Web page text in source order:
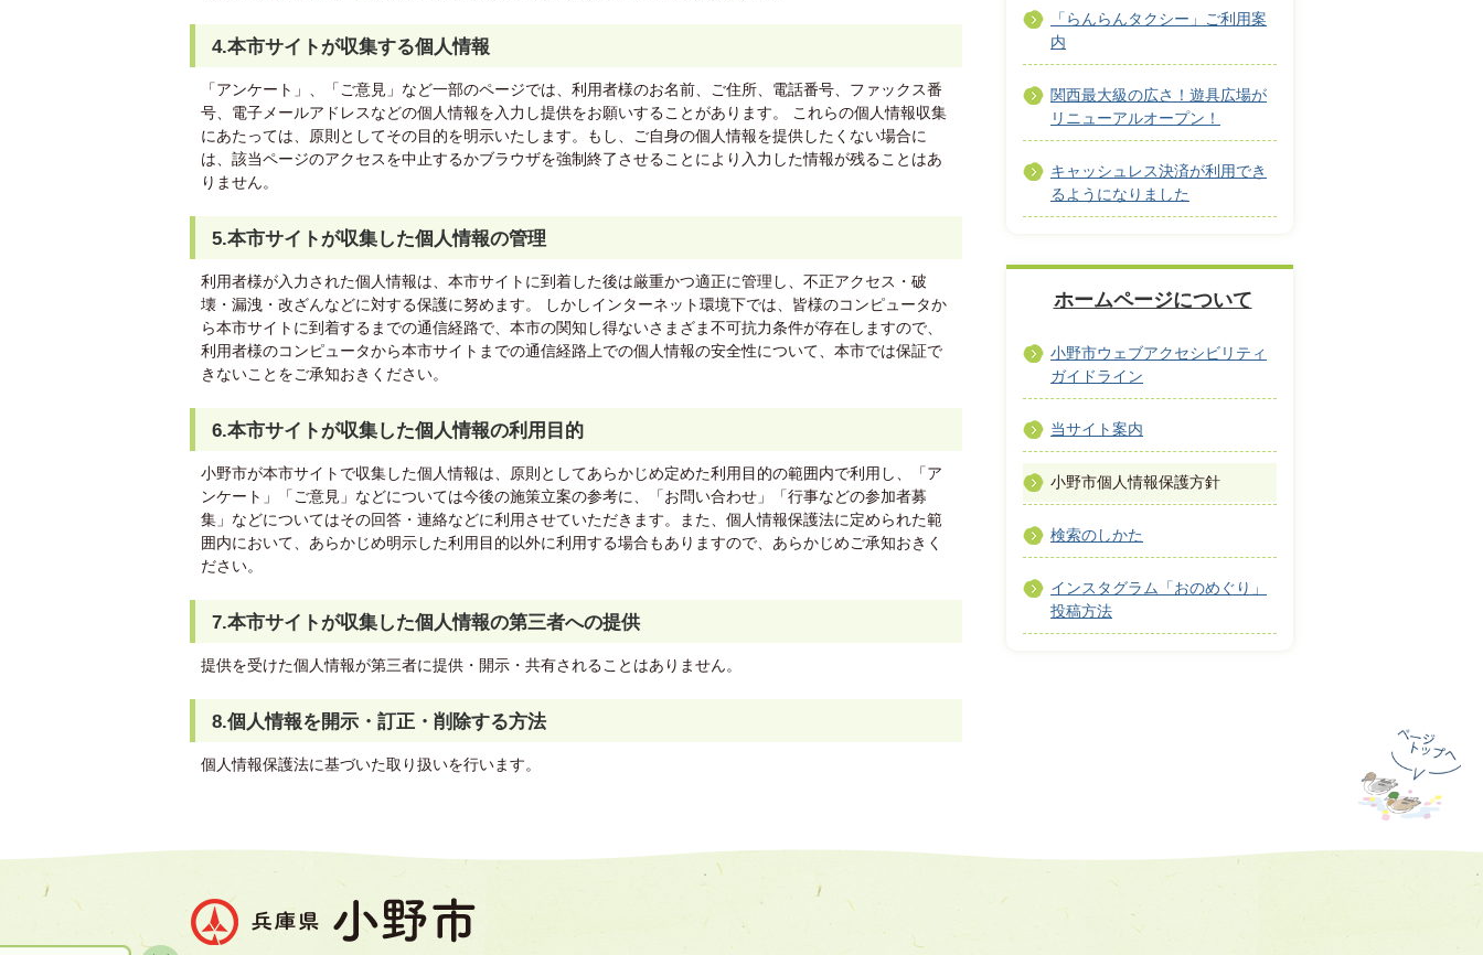
4.本市サイトが収集する個人情報
「アンケート」、「ご意見」など一部のページでは、利用者様のお名前、ご住所、電話番号、ファックス番
号、電子メールアドレスなどの個人情報を入力し提供をお願いすることがあります。 これらの個人情報収集
にあたっては、原則としてその目的を明示いたします。もし、ご自身の個人情報を提供したくない場合に
は、該当ページのアクセスを中止するかブラウザを強制終了させることにより入力した情報が残ることはあ
りません。
5.本市サイトが収集した個人情報の管理
利用者様が入力された個人情報は、本市サイトに到着した後は厳重かつ適正に管理し、不正アクセス・破
壊・漏洩・改ざんなどに対する保護に努めます。 しかしインターネット環境下では、皆様のコンピュータか
ら本市サイトに到着するまでの通信経路で、本市の関知し得ないさまざま不可抗力条件が存在しますので、
利用者様のコンピュータから本市サイトまでの通信経路上での個人情報の安全性について、本市では保証で
きないことをご承知おきください。
6.本市サイトが収集した個人情報の利用目的
小野市が本市サイトで収集した個人情報は、原則としてあらかじめ定めた利用目的の範囲内で利用し、「ア
ンケート」「ご意見」などについては今後の施策立案の参考に、「お問い合わせ」「行事などの参加者募
集」などについてはその回答・連絡などに利用させていただきます。また、個人情報保護法に定められた範
囲内において、あらかじめ明示した利用目的以外に利用する場合もありますので、あらかじめご承知おきく
ださい。
7.本市サイトが収集した個人情報の第三者への提供
提供を受けた個人情報が第三者に提供・開示・共有されることはありません。
8.個人情報を開示・訂正・削除する方法
個人情報保護法に基づいた取り扱いを行います。
「らんらんタクシー」ご利用案
内
関西最大級の広さ！遊具広場が
リニューアルオープン！
キャッシュレス決済が利用でき
るようになりました
ホームページについて
小野市ウェブアクセシビリティ
ガイドライン
当サイト案内
小野市個人情報保護方針
検索のしかた
インスタグラム「おのめぐり」
投稿方法